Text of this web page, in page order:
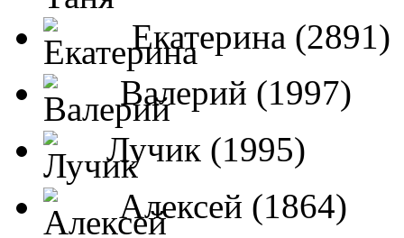
Екатерина (2891)
Валерий (1997)
Лучик (1995)
Алексей (1864)